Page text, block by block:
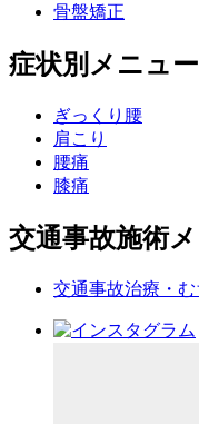
骨盤矯正
症状別メニュー
ぎっくり腰
肩こり
腰痛
膝痛
交通事故施術
交通事故治療・